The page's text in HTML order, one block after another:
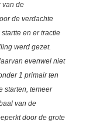
van de
de verdachte
en er tractie
werd gezet.
evenwel niet
1 primair ten
starten, temeer
van de
door de grote